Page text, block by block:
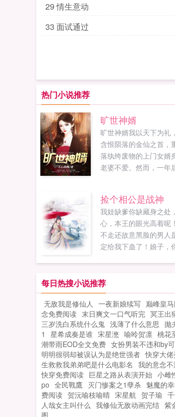
29 情生意动
33 面试通过
热门小说推荐
旷世神婿
旷世神婿我以天下为礼
含恨陨落的金仙之首，
落纨绔废物的上门女婿
老婆不爱。然而，一年
华夏，有权有势，就想
洗着小脚的秦瑜满脸问
有毛病吧，我这一年是
了？？？...
捡个相公是战神
我娃缺爹你缺藏身之处
心，本王的眼光高着呢
不走还故意黑脸的男人
定给我下蛊了！娘子，
至帮人下葬，迅速发家
男入赘，只是当初被那
么九五之尊的面相，什
公毒舌洁癖又腹黑，阴
不招人待见。...
每日热搜小说推荐
无敌我是修仙人 一夜新娘续写 巅峰皇
念免费阅读 末日爽文一口气听完 冥王出
三岁洗白系统什么鬼 浅薄了什么意思 抛
1
星希成奏是谁 宋星滺 喻呤贺凛 桃花
潮带雨EOD全文免费 女扮男装不违和by
明明很弱却被误认为是绝世强者 快穿大
生救救我弟弟吧是什么电影名 我的意念
快穿免费阅读 巨星之路从表演开始 小雌
po 全民戰鷹 灭门惨案之1孽杀 魅魔的
费阅读 贺沅喻枝喻晴 宋星航 贺子瑜
人哉女主叫什么 我修仙无敌动画完结 紫
图